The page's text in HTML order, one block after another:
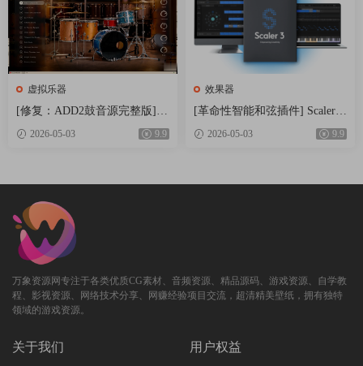
虚拟乐器
[修复：ADD2鼓音源完整版] X
LN Audio Addictive Drums 2 C
omplete v2.9.0.4 FIXED ONLY-
2026-05-03 9.9
效果器
[革命性智能和弦插件] Scaler
Music Scaler 3 v3.2.2 Regged-H
CiSO [MacOSX]（1.45GB）
2026-05-03 9.9
万象资源网专注于各类优质CG素材、音频资源、精品源码、游戏资源、自学教
程、影视资源、网络技术分享、网赚经验项目交流，超清精美壁纸，拥有独特
领域的游戏资源。
关于我们 用户权益